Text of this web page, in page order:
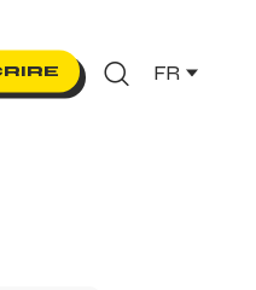
FR